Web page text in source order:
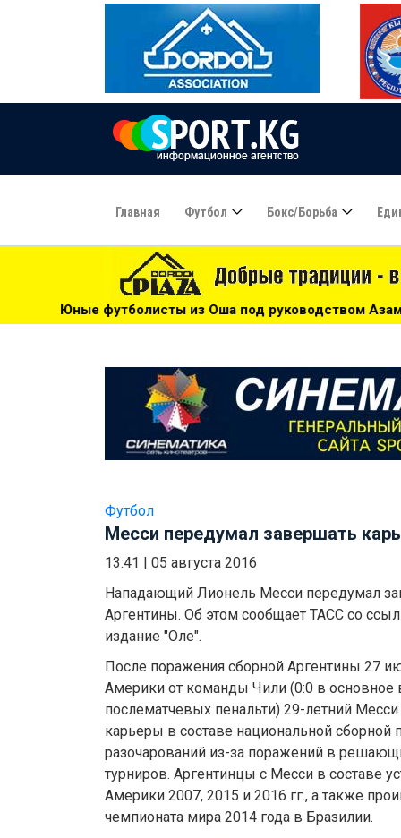
Главная Футбол Бокс/борьба
из Оша под руководством Азамата Байматова
Футбол
Месси передумал завершать
13:41
05 августа 2016
Нападающий Лионель Месси передумал
Аргентины. Об этом сообщает ТАСС со
издание "Оле".
После поражения сборной Аргентины 27
Америки от команды Чили (0:0 в основное
послематчевых пенальти) 29-летний
карьеры в составе национальной сборной
разочарований из-за поражений в
турниров. Аргентинцы с Месси в составе
Америки 2007, 2015 и 2016 гг., а также
чемпионата мира 2014 года в Бразилии.